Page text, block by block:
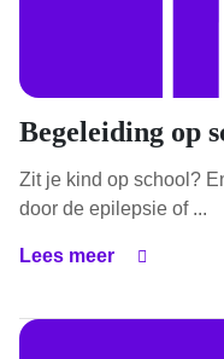
Begeleiding op
Zit je kind op school?
door de epilepsie of ...
Lees meer